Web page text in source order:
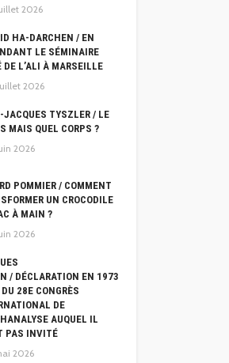
2026
HA-DARCHEN / EN
LE SÉMINAIRE
DE L’ALI À MARSEILLE
2026
TYSZLER / LE
MAIS QUEL CORPS ?
2026
POMMIER / COMMENT
UN CROCODILE
À MAIN ?
2026
/ DÉCLARATION EN 1973
28E CONGRÈS
DE
AUQUEL IL
PAS INVITÉ
2026